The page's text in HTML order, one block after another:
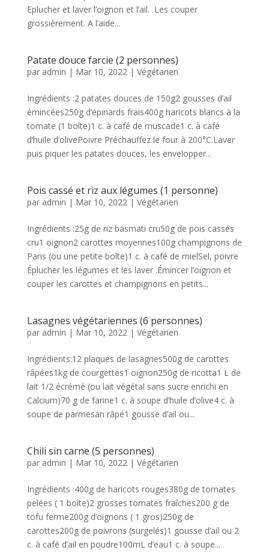
Eplucher et laver l’oignon et l’ail. Les couper
grossièrement. A l’aide...
Patate douce farcie (2 personnes)
par admin | Mar 10, 2022| Végétarien
Ingrédients :2 patates douces de 150g2 gousses d’ail
émincées250g d’épinards frais400g haricots blancs à la
tomate (1 boîte)1 c. à café de muscade1 c. à café
d’huile d’olivePoivre Préchauffez le four à 200°C.Laver
puis piquer les patates douces, les envelopper...
Pois cassé et riz aux légumes (1 personne)
par admin | Mar 10, 2022| Végétarien
Ingrédients :25g de riz basmati cru50g de pois cassés
cru1 oignon2 carottes moyennes100g champignons de
Paris (ou une petite boîte)1 c. à café de mielSel, poivre
Éplucher les légumes et les laver .Émincer l’oignon et
couper les carottes et champignons en petits...
Lasagnes végétariennes (6 personnes)
par admin | Mar 10, 2022| Végétarien
Ingrédients:12 plaques de lasagnes500g de carottes
râpées1kg de courgettes1 oignon250g de ricotta1 L de
lait 1/2 écrémé (ou lait végétal sans sucre enrichi en
Calcium)70 g de farine1 c. à soupe d’huile d’olive4 c. à
soupe de parmesan râpé1 gousse d’ail ou...
Chili sin carne (5 personnes)
par admin | Mar 10, 2022| Végétarien
Ingrédients :400g de haricots rouges380g de tomates
pelées ( 1 boîte)2 grosses tomates fraîches200 g de
tofu ferme200g d’oignons ( 1 gros)250g de
carottes200g de poivrons (surgelés)1 gousse d’ail ou 2
c. à café d’ail en poudre100mL d’eau1 c. à soupe...